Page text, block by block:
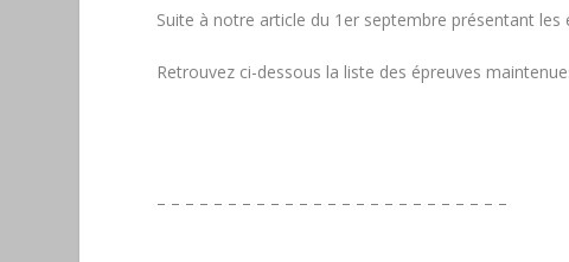
Suite à notre article du 1er septembre présentant
Retrouvez ci-dessous la liste des épreuves
– – – – – – – – – – – – – – – – – – – – – – – – –